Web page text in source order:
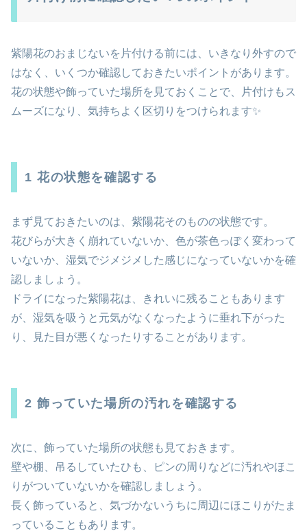
紫陽花のおまじないを片付ける前には、いきなり外すので
はなく、いくつか確認しておきたいポイントがあります。
花の状態や飾っていた場所を見ておくことで、片付けもス
ムーズになり、気持ちよく区切りをつけられます✨
1 花の状態を確認する
まず見ておきたいのは、紫陽花そのものの状態です。
花びらが大きく崩れていないか、色が茶色っぽく変わって
いないか、湿気でジメジメした感じになっていないかを確
認しましょう。
ドライになった紫陽花は、きれいに残ることもあります
が、湿気を吸うと元気がなくなったように垂れ下がった
り、見た目が悪くなったりすることがあります。
2 飾っていた場所の汚れを確認する
次に、飾っていた場所の状態も見ておきます。
壁や棚、吊るしていたひも、ピンの周りなどに汚れやほこ
りがついていないかを確認しましょう。
長く飾っていると、気づかないうちに周辺にほこりがたま
っていることもあります。